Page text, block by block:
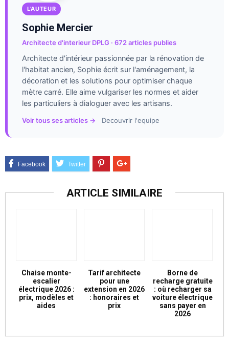
L'AUTEUR
Sophie Mercier
Architecte d'interieur DPLG · 672 articles publies
Architecte d'intérieur passionnée par la rénovation de
l'habitat ancien, Sophie écrit sur l'aménagement, la
décoration et les solutions pour optimiser chaque
mètre carré. Elle aime vulgariser les normes et aider
les particuliers à dialoguer avec les artisans.
Voir tous ses articles → Decouvrir l'equipe
ARTICLE SIMILAIRE
Chaise monte-
escalier
électrique 2026 :
prix, modèles et
aides
Tarif architecte
pour une
extension en 2026
: honoraires et
prix
Borne de
recharge gratuite
: où recharger sa
voiture électrique
sans payer en
2026